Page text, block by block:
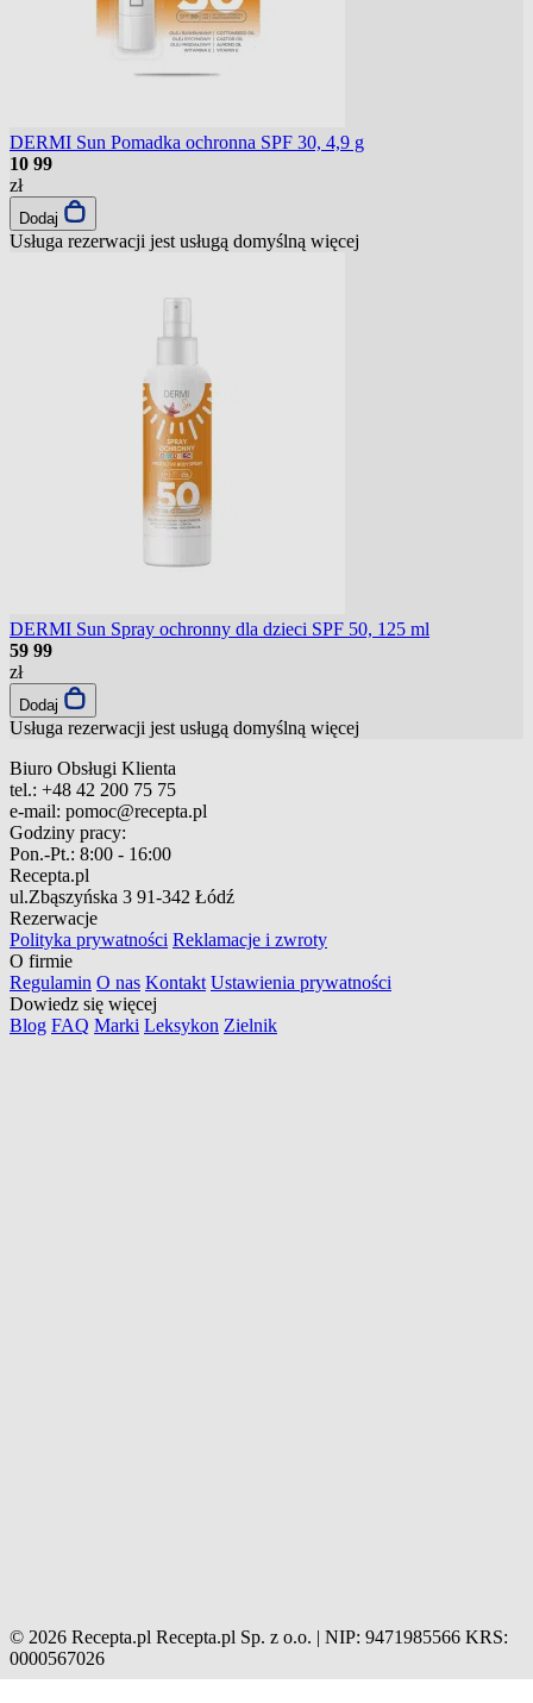
DERMI Sun Pomadka ochronna SPF 30, 4,9 g
10 99
zł
Dodaj
Usługa rezerwacji jest usługą domyślną więcej
DERMI Sun Spray ochronny dla dzieci SPF 50, 125 ml
59 99
zł
Dodaj
Usługa rezerwacji jest usługą domyślną więcej
Biuro Obsługi Klienta
tel.: +48 42 200 75 75
e-mail: pomoc@recepta.pl
Godziny pracy:
Pon.-Pt.: 8:00 - 16:00
Recepta.pl
ul.Zbąszyńska 3 91-342 Łódź
Rezerwacje
Polityka prywatności Reklamacje i zwroty
O firmie
Regulamin O nas Kontakt Ustawienia prywatności
Dowiedz się więcej
Blog FAQ Marki Leksykon Zielnik
© 2026 Recepta.pl Recepta.pl Sp. z o.o. | NIP: 9471985566 KRS:
0000567026